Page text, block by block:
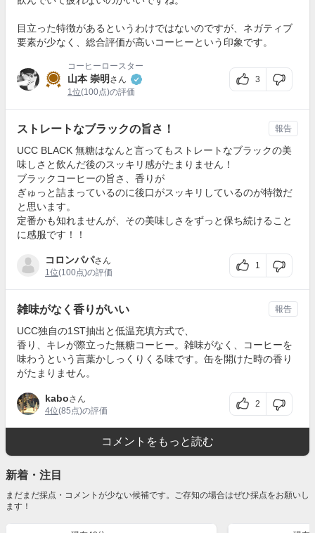
目立った特徴があるというわけではないのですが、ネガティブ
要素が少なく、総合評価が高いコーヒーという印象です。
コーヒーロースター
山本 崇明 さん
1位(100点)の評価
3
ストレートなブラックの旨さ！
UCC BLACK 無糖はなんと言ってもストレートなブラックの美
味しさと飲んだ後のスッキリ感がたまりません！
ブラックコーヒーの旨さ、香りが
ぎゅっと詰まっているのに後口がスッキリしているのが特徴だ
と思います。
定番かも知れませんが、その美味しさをずっと保ち続けること
に感服です！！
コロンパパさん
1位(100点)の評価
1
報告
雑味がなく香りがいい
UCC独自の1ST抽出と低温充填方式で、
香り、キレが際立った無糖コーヒー。雑味がなく、コーヒーを
味わうという言葉かしっくりくる味です。缶を開けた時の香り
がたまりません。
kaboさん
4位(85点)の評価
2
報告
コメントをもっと読む
新着・注目
まだまだ採点・コメントが少ない候補です。ご存知の場合はぜひ採点をお願いし
ます！